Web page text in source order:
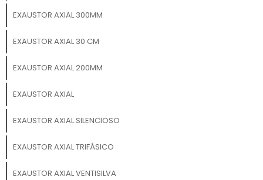
EXAUSTOR AXIAL 300MM
EXAUSTOR AXIAL 30 CM
EXAUSTOR AXIAL 200MM
EXAUSTOR AXIAL
EXAUSTOR AXIAL SILENCIOSO
EXAUSTOR AXIAL TRIFÁSICO
EXAUSTOR AXIAL VENTISILVA